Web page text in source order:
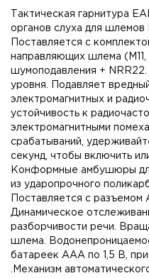
Тактическая гарнитура
органов слуха для шлемов
Поставляется с
направляющих шлема (M11,
шумоподавления + NRR22.
уровня. Подавляет
электромагнитных и
устойчивость к
электромагнитными
срабатываний,
секунд, чтобы включить
Конформные амбушюры
из ударопрочного
Поставляется с разъемом
Динамическое
разборчивости речи.
шлема.
батареек ААА по 1,5 В,
.Механизм